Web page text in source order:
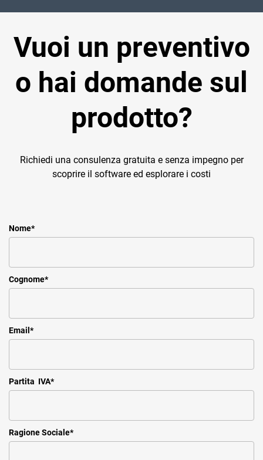
Vuoi un preventivo
o hai domande sul
prodotto?
Richiedi una consulenza gratuita e senza impegno per
scoprire il software ed esplorare i costi
Nome*
Cognome*
Email *
Partita IVA*
Ragione Sociale*